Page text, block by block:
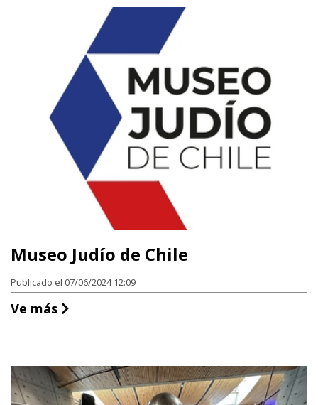
Museo Judío de Chile
Publicado el 07/06/2024 12:09
Ve más Museo Judío de Chile